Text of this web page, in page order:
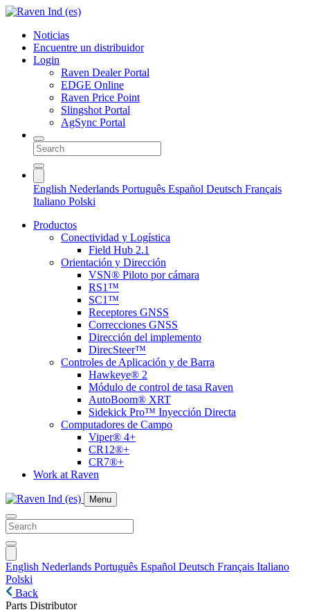
Noticias
Encuentre un distribuidor
Login
Raven Dealer Portal
EDGE Online
Raven Price Point
Slingshot Portal
AgSync Portal
English Nederlands Português Español Deutsch Français
Italiano Polski
Productos
Conectividad y Logística
Field Hub 2.1
Orientación y Dirección
VSN® Piloto por cámara
RS1™
SC1™
Receptores GNSS
Correcciones GNSS
Dirección del implemento
DirecSteer™
Controles de Aplicación y de Barra
Hawkeye® 2
Módulo de control de tasa Raven
AutoBoom® XRT
Sidekick Pro™ Inyección Directa
Computadores de Campo
Viper® 4+
CR12®+
CR7®+
Work at Raven
Menu
English Nederlands Português Español Deutsch Français Italiano
Polski
Back
Parts Distributor